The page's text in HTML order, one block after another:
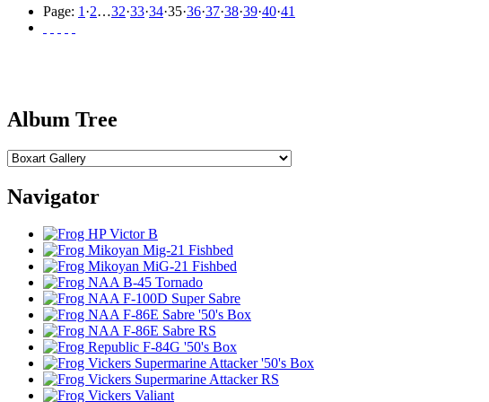
Page: 1 ·2…32·33·34·35·36·37·38·39·40·41
Album Tree
Navigator